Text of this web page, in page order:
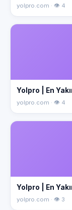
yolpro.com · 👁 4
Yolpro | En
yolpro.com · 👁 4
Yolpro | En
yolpro.com · 👁 3